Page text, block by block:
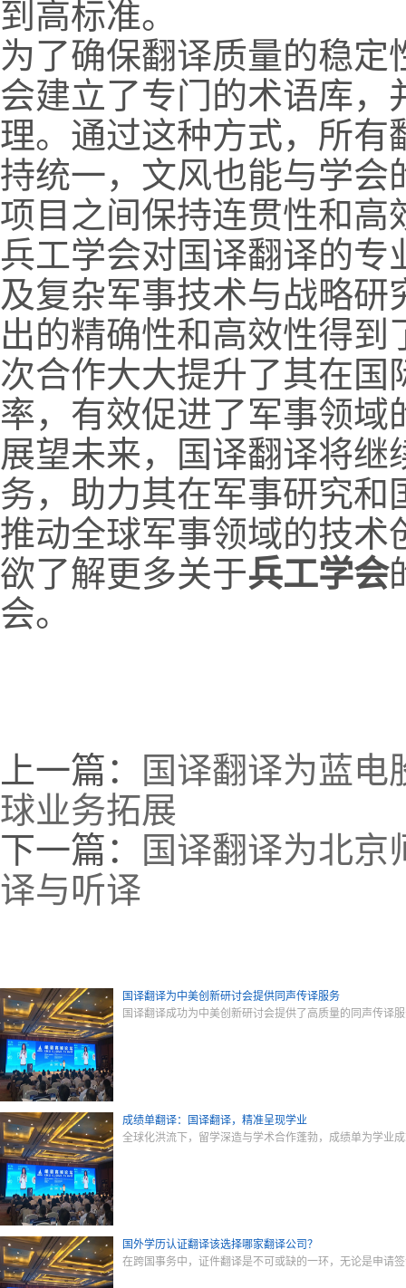
到高标准。
为了确保翻译质量的稳
会建立了专门的术语库
理。通过这种方式，所有
持统一，文风也能与学会
项目之间保持连贯性和高
兵工学会对国译翻译的
及复杂军事技术与战略
出的精确性和高效性得
次合作大大提升了其在国
率，有效促进了军事领
展望未来，国译翻译将
务，助力其在军事研究
推动全球军事领域的技术
欲了解更多关于兵工学会
会。
上一篇：
国译翻译为蓝电
球业务拓展
下一篇：
国译翻译为北京
译与听译
国译翻译为中美创新研讨会提供同声传译服务
国译翻译成功为中美创新研讨会提供了高质量的同声传译
成绩单翻译：国译翻译，精准呈现学业
全球化洪流下，留学深造与学术合作蓬勃，成绩单为学业
国外学历认证翻译该选择哪家翻译公司？
在跨国事务中，证件翻译是不可或缺的一环，无论是申请